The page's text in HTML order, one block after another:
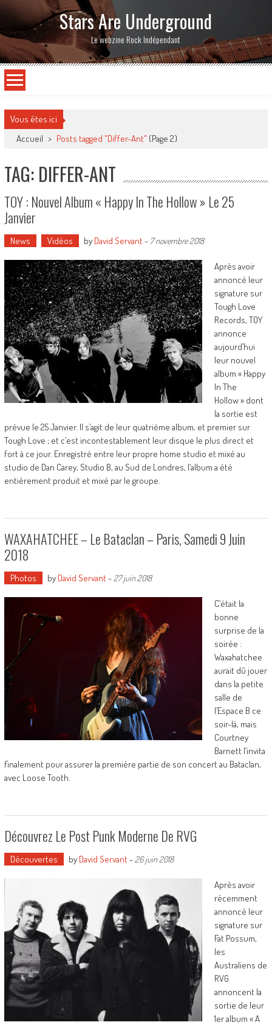
Stars Are Underground
Le webzine Rock Indépendant
Vous êtes ici
Accueil > Posts tagged "Differ-Ant" (Page 2)
TAG: DIFFER-ANT
TOY : Nouvel Album « Happy In The Hollow » Le 25
Janvier
News Vidéos by David Servant- 7 novembre 2018
Après avoir
annoncé leur
signature sur
Tough Love
Records, TOY
annonce
aujourd’hui
leur nouvel
album « Happy
In The
Hollow » dont
la sortie est
prévue le 25 Janvier. Il s’agit de leur quatrième album, et premier sur
Tough Love ; et c’est incontestablement leur disque le plus direct et
fort à ce jour. Enregistré entre leur propre home studio et mixé au
studio de Dan Carey, Studio B, au Sud de Londres, l’album a été
entièrement produit et mixé par le groupe.
WAXAHATCHEE – Le Bataclan – Paris, Samedi 9 Juin
2018
Photos by David Servant- 27 juin 2018
C’était la
bonne
surprise de la
soirée :
Waxahatchee
aurait dû jouer
dans la petite
salle de
l’Espace B ce
soir-là, mais
Courtney
Barnett l’invita
finalement pour assurer la première partie de son concert au Bataclan,
avec Loose Tooth.
Découvrez Le Post Punk Moderne De RVG
Découvertes by David Servant- 26 juin 2018
Après avoir
récemment
annoncé leur
signature sur
Fat Possum,
les
Australiens de
RVG
annoncent la
sortie de leur
1er album « A